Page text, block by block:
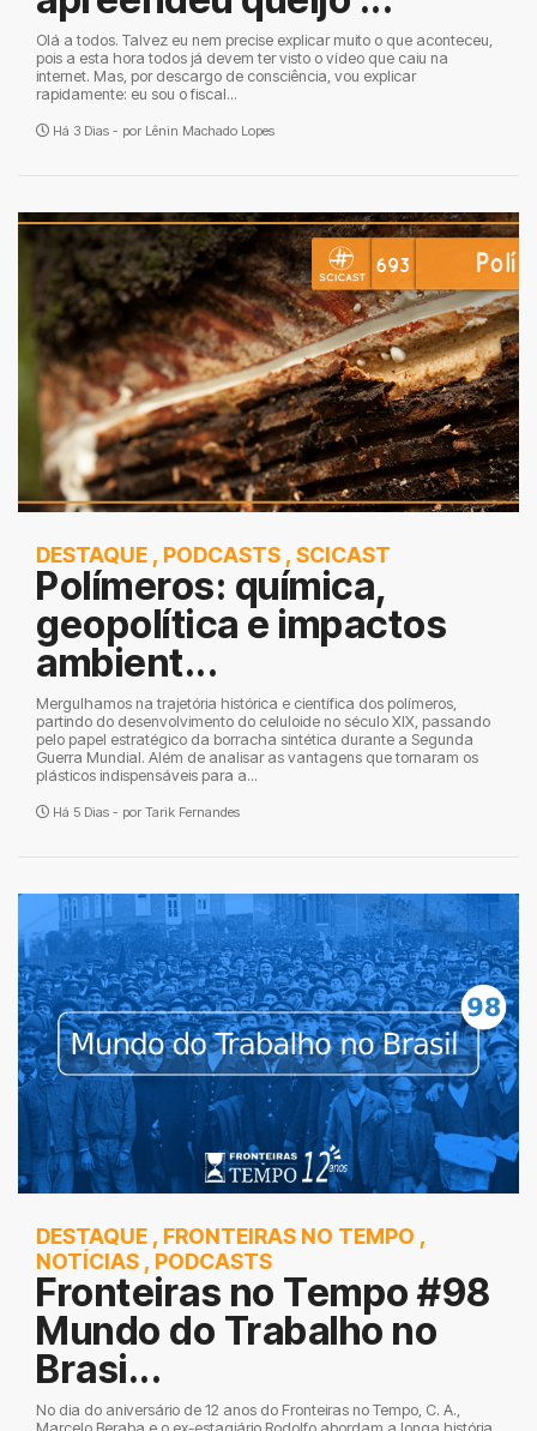
Olá a todos. Talvez eu nem precise explicar muito o que aconteceu,
pois a esta hora todos já devem ter visto o vídeo que caiu na
internet. Mas, por descargo de consciência, vou explicar
rapidamente: eu sou o fiscal...
Há 3 Dias - por Lênin Machado Lopes
DESTAQUE , PODCASTS , SCICAST
Polímeros: química,
geopolítica e impactos
ambient...
Mergulhamos na trajetória histórica e científica dos polímeros,
partindo do desenvolvimento do celuloide no século XIX, passando
pelo papel estratégico da borracha sintética durante a Segunda
Guerra Mundial. Além de analisar as vantagens que tornaram os
plásticos indispensáveis para a...
Há 5 Dias - por Tarik Fernandes
DESTAQUE , FRONTEIRAS NO TEMPO ,
NOTÍCIAS , PODCASTS
Fronteiras no Tempo #98
Mundo do Trabalho no
Brasi...
No dia do aniversário de 12 anos do Fronteiras no Tempo, C. A.,